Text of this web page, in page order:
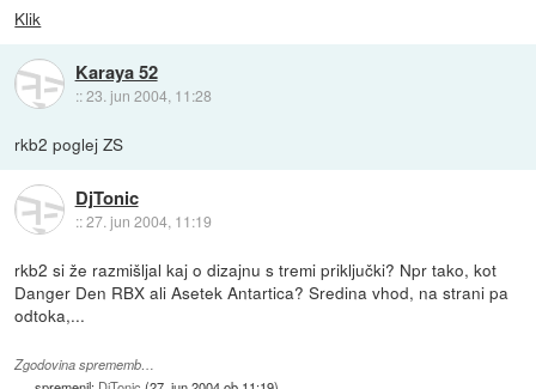
Klik
Karaya 52
::23. jun 2004, 11:28
rkb2 poglej ZS
DjTonic
::27. jun 2004, 11:19
rkb2 si že razmišljal kaj o dizajnu s tremi priključki? Npr tako, kot
Danger Den RBX ali Asetek Antartica? Sredina vhod, na strani pa
odtoka,...
Zgodovina sprememb…